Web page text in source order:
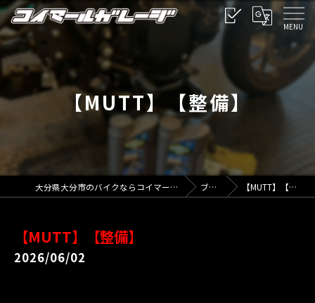
【MUTT】【整備】
大分県大分市のバイクならコイマールガレージ ブログ 【MUTT】【整備】
【MUTT】【整備】
2026/06/02